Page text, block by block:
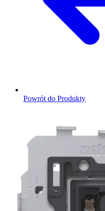
Powrót do Produkty